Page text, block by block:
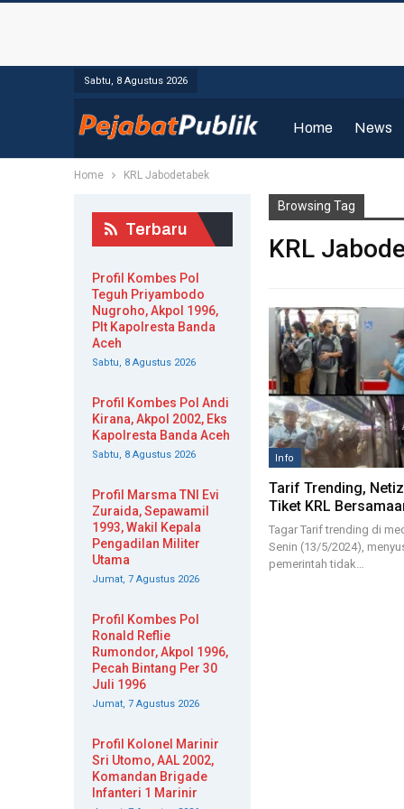
Sabtu, 8 Agustus 2026
Home News
Home KRL Jabodetabek
Browsing Tag
KRL
Info
Tarif Trending,
Tiket KRL
Tagar Tarif trending di
Senin (13/5/2024),
pemerintah tidak…
Terbaru
Profil Kombes Pol
Teguh Priyambodo
Nugroho, Akpol 1996,
Plt Kapolresta Banda
Aceh
Sabtu, 8 Agustus 2026
Profil Kombes Pol Andi
Kirana, Akpol 2002, Eks
Kapolresta Banda Aceh
Sabtu, 8 Agustus 2026
Profil Marsma TNI Evi
Zuraida, Sepawamil
1993, Wakil Kepala
Pengadilan Militer
Utama
Jumat, 7 Agustus 2026
Profil Kombes Pol
Ronald Reflie
Rumondor, Akpol 1996,
Pecah Bintang Per 30
Juli 1996
Jumat, 7 Agustus 2026
Profil Kolonel Marinir
Sri Utomo, AAL 2002,
Komandan Brigade
Infanteri 1 Marinir